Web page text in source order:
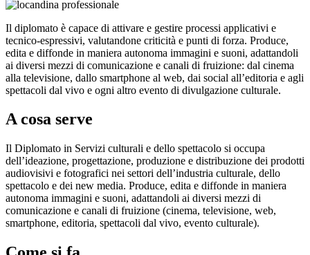
Il diplomato è capace di attivare e gestire processi applicativi e
tecnico-espressivi, valutandone criticità e punti di forza. Produce,
edita e diffonde in maniera autonoma immagini e suoni, adattandoli
ai diversi mezzi di comunicazione e canali di fruizione: dal cinema
alla televisione, dallo smartphone al web, dai social all’editoria e agli
spettacoli dal vivo e ogni altro evento di divulgazione culturale.
A cosa serve
Il Diplomato in Servizi culturali e dello spettacolo si occupa
dell’ideazione, progettazione, produzione e distribuzione dei prodotti
audiovisivi e fotografici nei settori dell’industria culturale, dello
spettacolo e dei new media. Produce, edita e diffonde in maniera
autonoma immagini e suoni, adattandoli ai diversi mezzi di
comunicazione e canali di fruizione (cinema, televisione, web,
smartphone, editoria, spettacoli dal vivo, evento culturale).